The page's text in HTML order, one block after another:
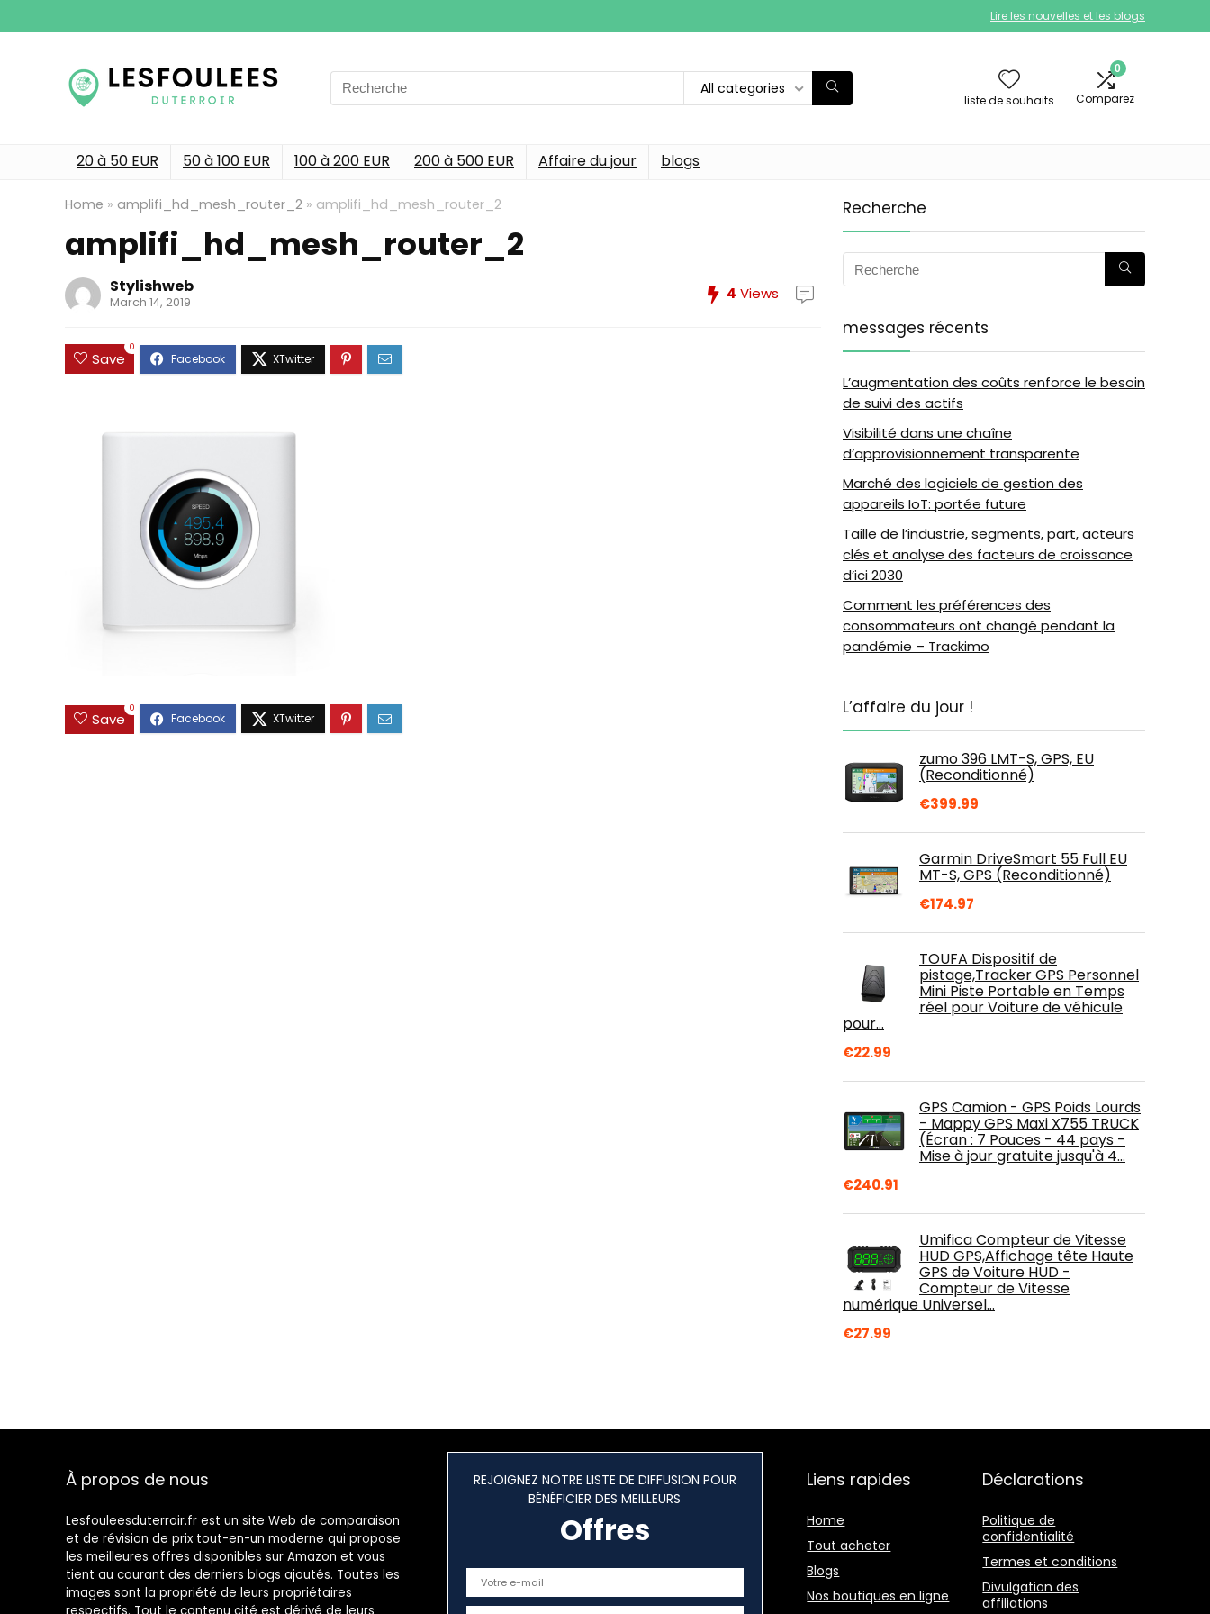
Lire les nouvelles et les blogs
Search
for:
All categories
liste de souhaits
0
Comparez
20 à 50 EUR 50 à 100 EUR 100 à 200 EUR 200 à 500 EUR Affaire du jour blogs
Home » amplifi_hd_mesh_router_2 » amplifi_hd_mesh_router_2
amplifi_hd_mesh_router_2
Stylishweb
March 14, 2019 4 Views
Save
0
Save
0
Recherche
messages récents
L’augmentation des coûts renforce le besoin
de suivi des actifs
Visibilité dans une chaîne
d’approvisionnement transparente
Marché des logiciels de gestion des
appareils IoT: portée future
Taille de l’industrie, segments, part, acteurs
clés et analyse des facteurs de croissance
d’ici 2030
Comment les préférences des
consommateurs ont changé pendant la
pandémie – Trackimo
L’affaire du jour !
zumo 396 LMT-S, GPS, EU
(Reconditionné)
€399.99
Garmin DriveSmart 55 Full EU
MT-S, GPS (Reconditionné)
€174.97
TOUFA Dispositif de
pistage,Tracker GPS Personnel
Mini Piste Portable en Temps
réel pour Voiture de véhicule
pour…
€22.99
GPS Camion - GPS Poids Lourds
- Mappy GPS Maxi X755 TRUCK
(Écran : 7 Pouces - 44 pays -
Mise à jour gratuite jusqu'à 4…
€240.91
Umifica Compteur de Vitesse
HUD GPS,Affichage tête Haute
GPS de Voiture HUD -
Compteur de Vitesse
numérique Universel…
€27.99
À propos de nous
Lesfouleesduterroir.fr est un site Web de comparaison
et de révision de prix tout-en-un moderne qui propose
les meilleures offres disponibles sur Amazon et vous
tient au courant des derniers blogs ajoutés. Toutes les
images sont la propriété de leurs propriétaires
REJOIGNEZ NOTRE LISTE DE DIFFUSION POUR
BÉNÉFICIER DES MEILLEURS
Offres
Liens rapides
Home
Tout acheter
Blogs
Nos boutiques en ligne
Déclarations
Politique de
confidentialité
Termes et conditions
Divulgation des
affiliations